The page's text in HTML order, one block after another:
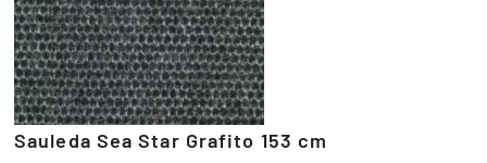
Sauleda Sea Star Grafito 153 cm